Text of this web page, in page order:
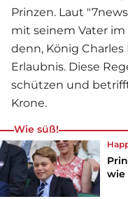
Prinzen. Laut
mit seinem Vater im
denn, König
Erlaubnis. Diese
schützen und
Krone.
Wie süß!
wie